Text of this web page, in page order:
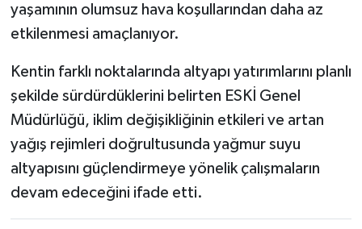
yaşamının olumsuz hava koşullarından daha az
etkilenmesi amaçlanıyor.
Kentin farklı noktalarında altyapı yatırımlarını planlı
şekilde sürdürdüklerini belirten ESKİ Genel
Müdürlüğü, iklim değişikliğinin etkileri ve artan
yağış rejimleri doğrultusunda yağmur suyu
altyapısını güçlendirmeye yönelik çalışmaların
devam edeceğini ifade etti.